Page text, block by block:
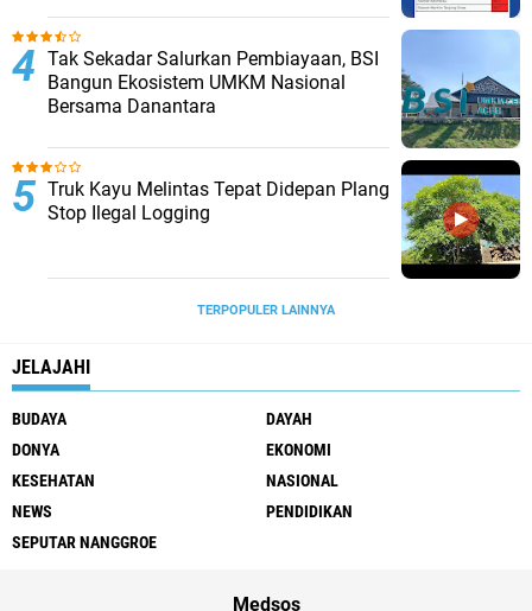
Tak Sekadar Salurkan Pembiayaan, BSI
Bangun Ekosistem UMKM Nasional
Bersama Danantara
Truk Kayu Melintas Tepat Didepan Plang
Stop Ilegal Logging
TERPOPULER LAINNYA
JELAJAHI
BUDAYA
DAYAH
DONYA
EKONOMI
KESEHATAN
NASIONAL
NEWS
PENDIDIKAN
SEPUTAR NANGGROE
Medsos